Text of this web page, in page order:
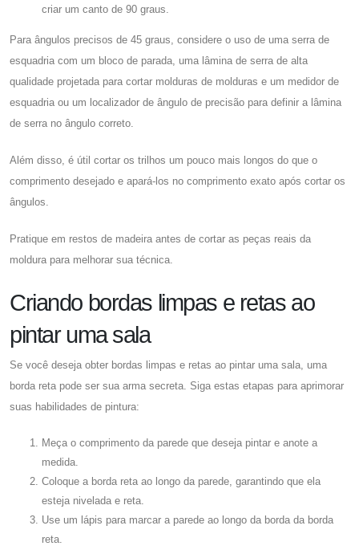
criar um canto de 90 graus.
Para ângulos precisos de 45 graus, considere o uso de uma serra de
esquadria com um bloco de parada, uma lâmina de serra de alta
qualidade projetada para cortar molduras de molduras e um medidor de
esquadria ou um localizador de ângulo de precisão para definir a lâmina
de serra no ângulo correto.
Além disso, é útil cortar os trilhos um pouco mais longos do que o
comprimento desejado e apará-los no comprimento exato após cortar os
ângulos.
Pratique em restos de madeira antes de cortar as peças reais da
moldura para melhorar sua técnica.
Criando bordas limpas e retas ao
pintar uma sala
Se você deseja obter bordas limpas e retas ao pintar uma sala, uma
borda reta pode ser sua arma secreta. Siga estas etapas para aprimorar
suas habilidades de pintura:
Meça o comprimento da parede que deseja pintar e anote a
medida.
Coloque a borda reta ao longo da parede, garantindo que ela
esteja nivelada e reta.
Use um lápis para marcar a parede ao longo da borda da borda
reta.